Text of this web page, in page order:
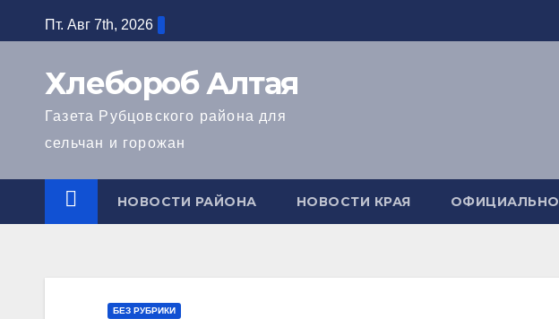
к
Пт. Авг 7th, 2026
Хлебороб Алтая
Газета Рубцовского района для
сельчан и горожан
НОВОСТИ РАЙОНА НОВОСТИ КРАЯ ОФИЦИАЛЬНО
БЕЗ РУБРИКИ